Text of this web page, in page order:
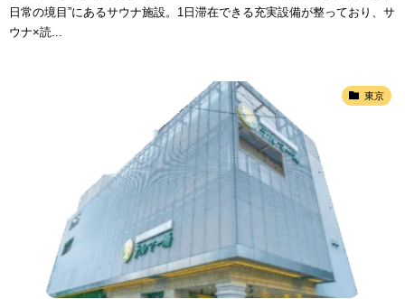
日常の境目”にあるサウナ施設。1日滞在できる充実設備が整っており、サ
ウナ×読...
東京